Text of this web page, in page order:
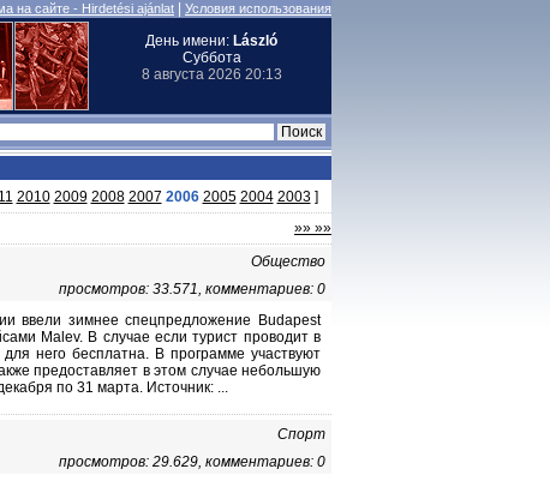
на сайте - Hirdetési ajánlat Условия использования
День имени: László
Суббота
8 августа 2026 20:13
2010 2009 2008 2007 2006 2005 2004 2003 ]
»» »»
Общество
просмотров: 33.571, комментариев: 0
ввели зимнее спецпредложение Budapest
Malev. В случае если турист проводит в
него бесплатна. В программе участвуют
предоставляет в этом случае небольшую
по 31 марта. Источник: ...
Спорт
просмотров: 29.629, комментариев: 0